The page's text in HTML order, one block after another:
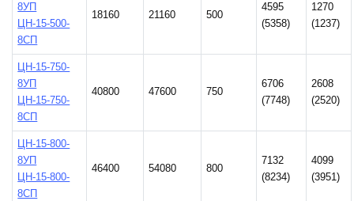
8УП
ЦН-15-500-
8СП
18160 21160 500
4595
(5358)
1270
(1237)
ЦН-15-750-
8УП
ЦН-15-750-
8СП
40800 47600 750
6706
(7748)
2608
(2520)
ЦН-15-800-
8УП
ЦН-15-800-
8СП
46400 54080 800
7132
(8234)
4099
(3951)